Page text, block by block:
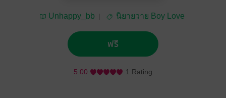
Unhappy_bb
นิยายวาย Boy Love
ฟรี
5.00 1 Rating